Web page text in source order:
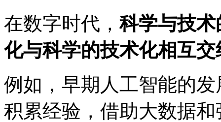
在数字时代，科学与技
化与科学的技术化相互交
例如，早期人工智能的
积累经验，借助大数据